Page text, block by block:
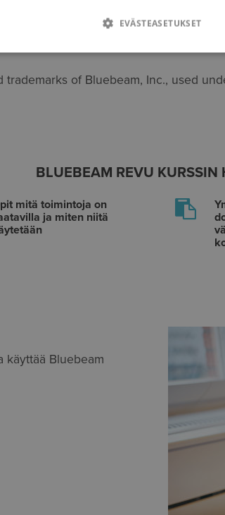
of Bluebeam, Inc., used
BLUEBEAM REVU KURSSIN
mitä toimintoja on
ja miten niitä
käyttää Bluebeam
EVÄSTEASETUKSET